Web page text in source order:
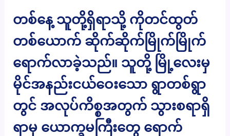
တစ်နေ့ သူတို့ရှိရာသို့ ကိုတင်ထွတ်
တစ်ယောက် ဆိုက်ဆိုက်မြိုက်မြိုက်
ရောက်လာခဲ့သည်။ သူတို့ မြို့လေးမှ
မိုင်အနည်းငယ်ဝေးသော ရွာတစ်ရွာ
တွင် အလုပ်ကိစ္စအတွက် သွားစရာရှိ
ရာမှ ယောက္ခမကြီးတွေ ရောက်